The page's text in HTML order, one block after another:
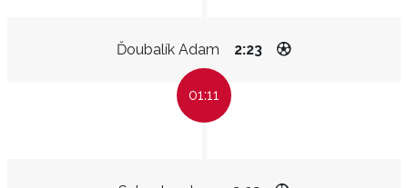
Ďoubalík Adam 2:23
01:11